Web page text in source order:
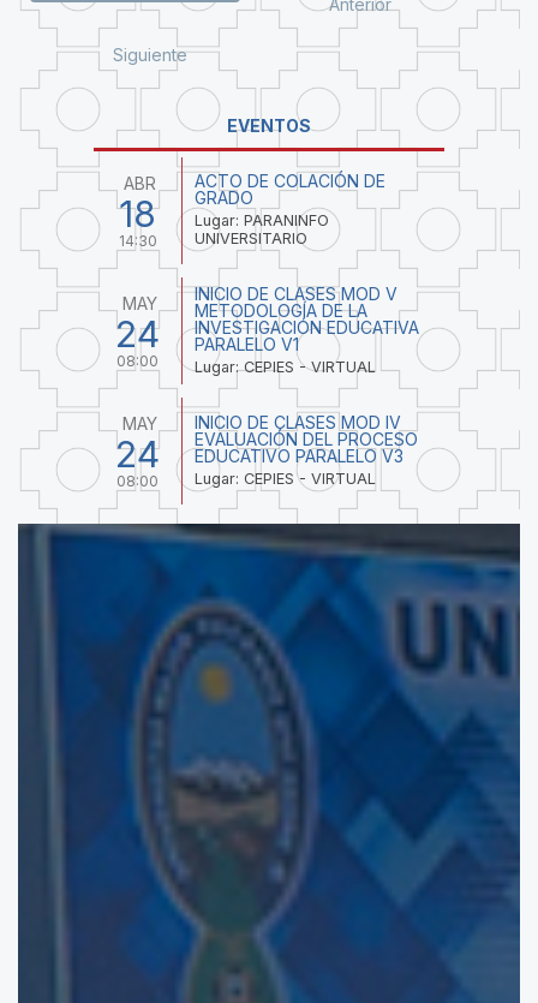
Anterior
Siguiente
EVENTOS
ABR
18
14:30
ACTO DE COLACIÓN DE
GRADO
Lugar: PARANINFO
UNIVERSITARIO
MAY
24
08:00
INICIO DE CLASES MOD V
METODOLOGÍA DE LA
INVESTIGACIÓN EDUCATIVA
PARALELO V1
Lugar: CEPIES - VIRTUAL
MAY
24
08:00
INICIO DE CLASES MOD IV
EVALUACIÓN DEL PROCESO
EDUCATIVO PARALELO V3
Lugar: CEPIES - VIRTUAL